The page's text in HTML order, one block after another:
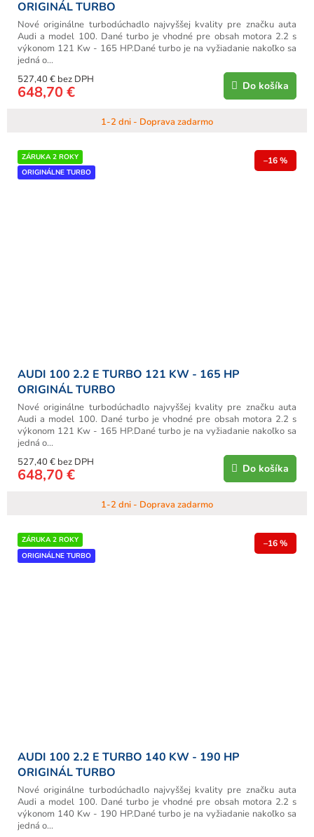
ORIGINÁL TURBO
1-2 dni - Doprava zadarmo
527,40 € bez DPH
648,70 € Do košíka
Nové originálne turbodúchadlo najvyššej kvality pre značku auta
Audi a model 100. Dané turbo je vhodné pre obsah motora 2.2 s
výkonom 121 Kw - 165 HP.Dané turbo je na vyžiadanie nakoľko sa
jedná o...
ZÁRUKA 2 ROKY
ORIGINÁLNE TURBO
–16 %
AUDI 100 2.2 E TURBO 121 KW - 165 HP
ORIGINÁL TURBO
1-2 dni - Doprava zadarmo
527,40 € bez DPH
648,70 € Do košíka
Nové originálne turbodúchadlo najvyššej kvality pre značku auta
Audi a model 100. Dané turbo je vhodné pre obsah motora 2.2 s
výkonom 121 Kw - 165 HP.Dané turbo je na vyžiadanie nakoľko sa
jedná o...
ZÁRUKA 2 ROKY
ORIGINÁLNE TURBO
–16 %
AUDI 100 2.2 E TURBO 140 KW - 190 HP
ORIGINÁL TURBO
Nové originálne turbodúchadlo najvyššej kvality pre značku auta
Audi a model 100. Dané turbo je vhodné pre obsah motora 2.2 s
výkonom 140 Kw - 190 HP.Dané turbo je na vyžiadanie nakoľko sa
jedná o...